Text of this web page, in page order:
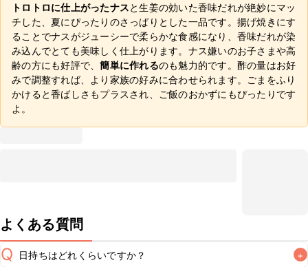
トロトロに仕上がったナスと生姜の効いた香味だれが絶妙にマッ
チした、夏にぴったりのさっぱりとした一品です。揚げ焼きにす
ることでナスがジューシーで柔らかな食感になり、香味だれが染
み込んでとても美味しく仕上がります。ナス嫌いのお子さまや高
齢の方にも好評で、簡単に作れるのも魅力的です。酢の量はお好
みで調整すれば、より家族の好みに合わせられます。ごまをふり
かけると香ばしさもプラスされ、ご飯のおかずにもぴったりです
よ。
よくある質問
Q 日持ちはどれくらいですか？ +